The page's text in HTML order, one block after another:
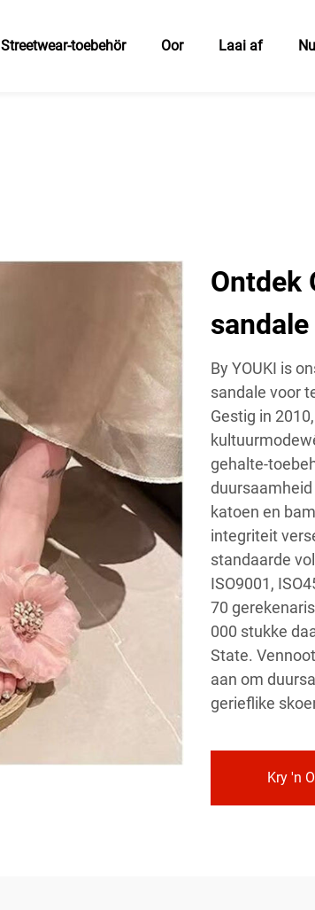
Streetwear-toebehör Oor Laai af
Ontdek
By YOUKI is
sandale voor
Gestig in
gehalte-
katoen en
integriteit
standaarde
ISO9001,
70
000 stukke
State.
aan om
gerieflike
Kry 'n